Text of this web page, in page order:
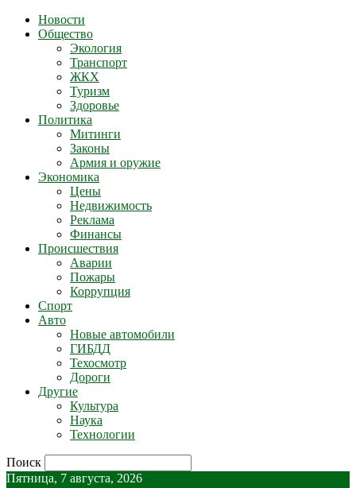
Новости
Общество
Экология
Транспорт
ЖКХ
Туризм
Здоровье
Политика
Митинги
Законы
Армия и оружие
Экономика
Цены
Недвижимость
Реклама
Финансы
Происшествия
Аварии
Пожары
Коррупция
Спорт
Авто
Новые автомобили
ГИБДД
Техосмотр
Дороги
Другие
Культура
Наука
Технологии
Поиск
Пятница, 7 августа, 2026